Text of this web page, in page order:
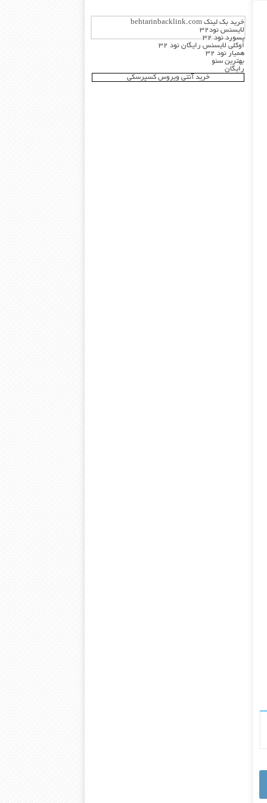
خرید بک لینک behtarinbacklink.com
لایسنس نود32
پسورد نود 32
اوکلی لایسنس رایگان نود 32
همیار نود 32
بهترین سئو
رایگان
خرید آنتی ویروس کسپرسکی